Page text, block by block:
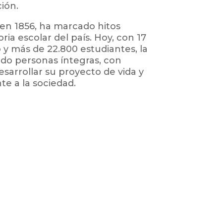
1856, ha marcado hitos
escolar del país. Hoy, con 17
más de 22.800 estudiantes, la
personas íntegras, con
su proyecto de vida y
a la sociedad.